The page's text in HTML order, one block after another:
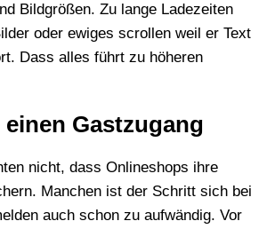
Bildgrößen. Zu lange Ladezeiten
oder ewiges scrollen weil er Text
Dass alles führt zu höheren
Gastzugang
nicht, dass Onlineshops ihre
Manchen ist der Schritt sich bei
auch schon zu aufwändig. Vor